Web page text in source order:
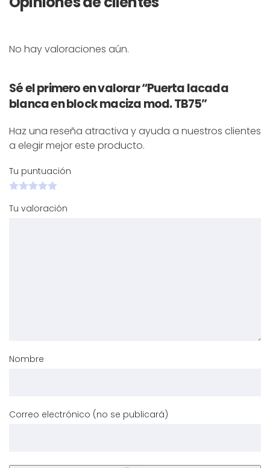
No hay valoraciones aún.
Sé el primero en valorar “Puerta lacada
blanca en block maciza mod. TB75”
Haz una reseña atractiva y ayuda a nuestros clientes
a elegir mejor este producto.
Tu puntuación
Tu valoración
Nombre
Correo electrónico (no se publicará)